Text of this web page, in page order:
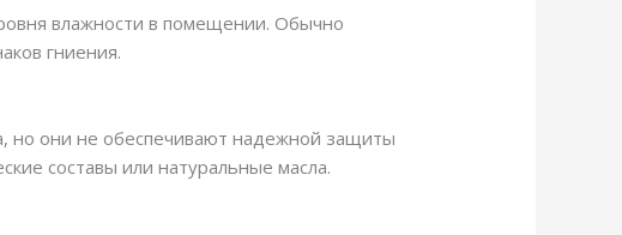
влажности в помещении. Обычно
гниения.
но они не обеспечивают надежной защиты
составы или натуральные масла.